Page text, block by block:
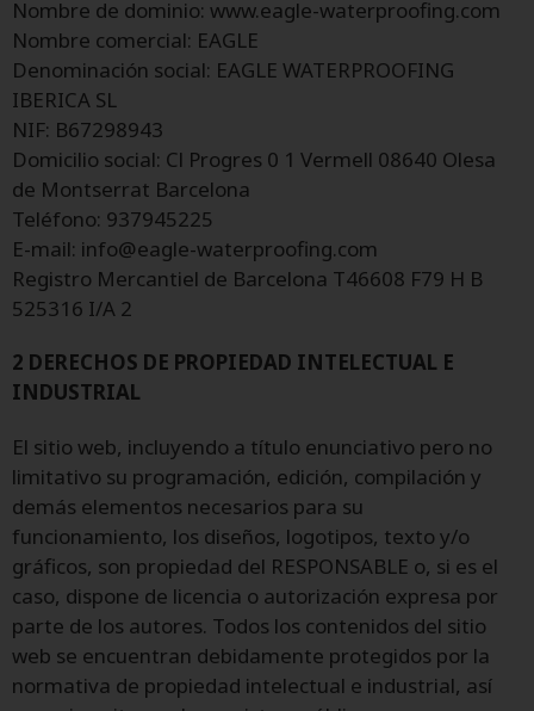
Nombre de dominio: www.eagle-waterproofing.com
Nombre comercial: EAGLE
Denominación social: EAGLE WATERPROOFING
IBERICA SL
NIF: B67298943
Domicilio social: Cl Progres 0 1 Vermell 08640 Olesa
de Montserrat Barcelona
Teléfono: 937945225
E-mail: info@eagle-waterproofing.com
Registro Mercantiel de Barcelona T46608 F79 H B
525316 I/A 2
2 DERECHOS DE PROPIEDAD INTELECTUAL E
INDUSTRIAL
El sitio web, incluyendo a título enunciativo pero no
limitativo su programación, edición, compilación y
demás elementos necesarios para su
funcionamiento, los diseños, logotipos, texto y/o
gráficos, son propiedad del RESPONSABLE o, si es el
caso, dispone de licencia o autorización expresa por
parte de los autores. Todos los contenidos del sitio
web se encuentran debidamente protegidos por la
normativa de propiedad intelectual e industrial, así